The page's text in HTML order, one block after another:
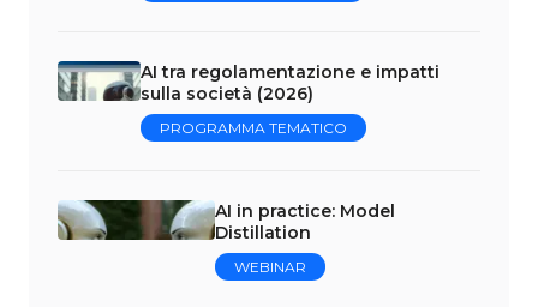
AI tra regolamentazione e impatti
sulla società (2026)
PROGRAMMA TEMATICO
AI in practice: Model
Distillation
WEBINAR